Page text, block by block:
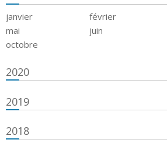
janvier février
mai
juin
octobre
2020
2019
2018